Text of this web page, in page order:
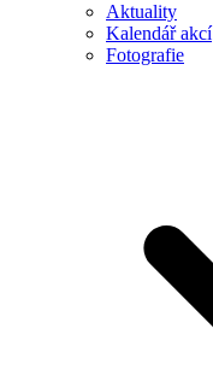
Aktuality
Kalendář akcí
Fotografie